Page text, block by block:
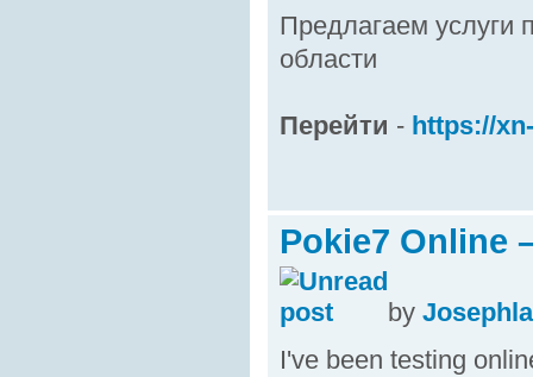
Предлагаем услуги
области
Перейти - https://
Pokie7 Online
by
I've been testing